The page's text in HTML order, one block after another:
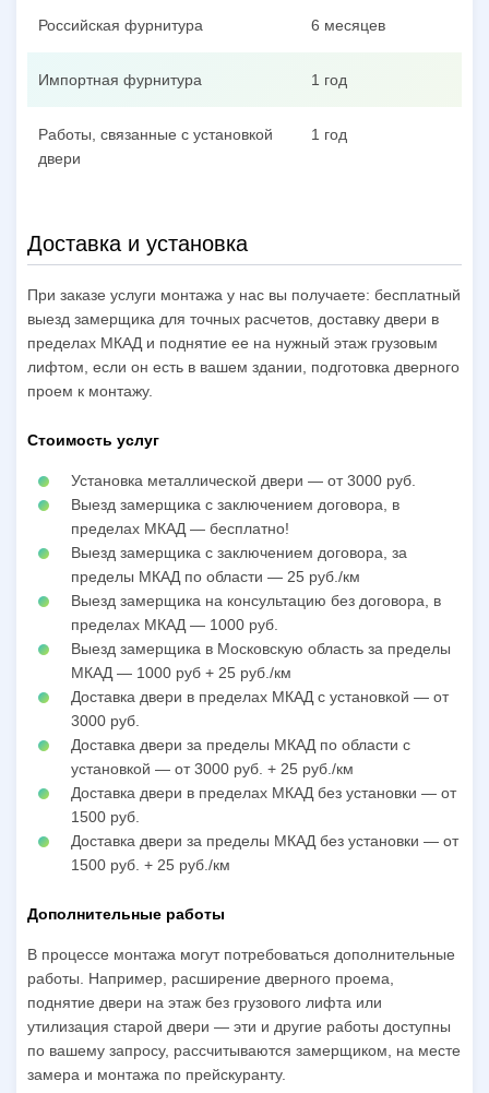
Российская фурнитура 6 месяцев
Импортная фурнитура 1 год
Работы, связанные с установкой
двери
1 год
Доставка и установка
При заказе услуги монтажа у нас вы получаете: бесплатный
выезд замерщика для точных расчетов, доставку двери в
пределах МКАД и поднятие ее на нужный этаж грузовым
лифтом, если он есть в вашем здании, подготовка дверного
проем к монтажу.
Стоимость услуг
Установка металлической двери — от 3000 руб.
Выезд замерщика с заключением договора, в
пределах МКАД — бесплатно!
Выезд замерщика с заключением договора, за
пределы МКАД по области — 25 руб./км
Выезд замерщика на консультацию без договора, в
пределах МКАД — 1000 руб.
Выезд замерщика в Московскую область за пределы
МКАД — 1000 руб + 25 руб./км
Доставка двери в пределах МКАД с установкой — от
3000 руб.
Доставка двери за пределы МКАД по области с
установкой — от 3000 руб. + 25 руб./км
Доставка двери в пределах МКАД без установки — от
1500 руб.
Доставка двери за пределы МКАД без установки — от
1500 руб. + 25 руб./км
Дополнительные работы
В процессе монтажа могут потребоваться дополнительные
работы. Например, расширение дверного проема,
поднятие двери на этаж без грузового лифта или
утилизация старой двери — эти и другие работы доступны
по вашему запросу, рассчитываются замерщиком, на месте
замера и монтажа по прейскуранту.